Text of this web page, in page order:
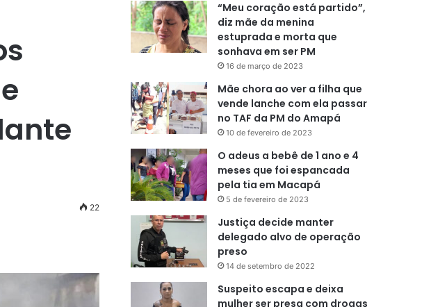
22
“Meu coração está partido”,
diz mãe da menina
estuprada e morta que
sonhava em ser PM
16 de março de 2023
Mãe chora ao ver a filha que
vende lanche com ela passar
no TAF da PM do Amapá
10 de fevereiro de 2023
O adeus a bebê de 1 ano e 4
meses que foi espancada
pela tia em Macapá
5 de fevereiro de 2023
Justiça decide manter
delegado alvo de operação
preso
14 de setembro de 2022
Suspeito escapa e deixa
mulher ser presa com drogas